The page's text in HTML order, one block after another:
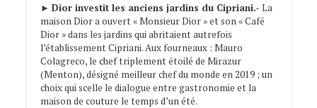
► Dior investit les anciens jardins du Cipriani.- La
maison Dior a ouvert « Monsieur Dior » et son « Café
Dior » dans les jardins qui abritaient autrefois
l’établissement Cipriani. Aux fourneaux : Mauro
Colagreco, le chef triplement étoilé de Mirazur
(Menton), désigné meilleur chef du monde en 2019 ; un
choix qui scelle le dialogue entre gastronomie et la
maison de couture le temps d’un été.